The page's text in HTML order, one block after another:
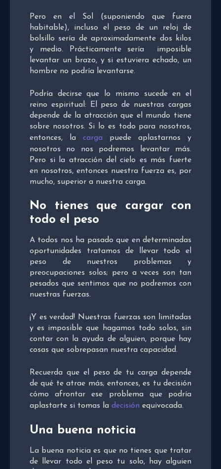
Pero en el Sol (suponiendo que fuera
habitable), incluso el peso de un reloj de
bolsillo sería de aproximadamente dos kilos
y medio. Prácticamente sería imposible
levantar un brazo, y si estuviera echado, un
hombre no podría levantarse.
Podría decirse que lo mismo sucede en el
reino espiritual: El peso de nuestras cargas
depende de la atracción que el mundo tiene
sobre nosotros. Si lo es todo para nosotros,
entonces, la carga puede aplastarnos y
nosotros no nos podremos levantar más.
Pero si la atracción del cielo es más fuerte
en nosotros, entonces nuestra fuerza es, por
mucho, superior a nuestra carga.
No tienes que cargar con
todo el peso
A todos nos ha pasado que en determinadas
oportunidades tratamos de llevar todo el
peso de nuestros problemas y
preocupaciones solos; pero a veces son tan
pesados que sentimos que no podremos con
nuestras fuerzas.
¡Y es verdad! Nuestras fuerzas son limitadas
y es imposible que hagamos todo solos, sin
contar con la ayuda de alguien, porque hay
cosas que sobrepasan nuestra capacidad.
Recuerda que el peso de tu carga depende
de qué te atrae más; entonces, es tu decisión
cómo afrontar ese problema que podría
aplastarte si tomas la decisión equivocada.
Una buena noticia
La buena noticia es que no tienes que tratar
de llevar todo el peso tu solo, hay alguien